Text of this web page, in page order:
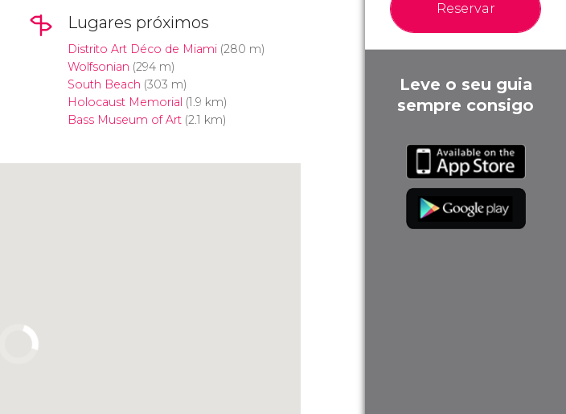
Lugares próximos
Distrito Art Déco de Miami(280 m)
Wolfsonian (294 m)
South Beach (303 m)
Holocaust Memorial (1.9 km)
Bass Museum of Art(2.1 km)
Reservar
Leve o seu guia
sempre consigo